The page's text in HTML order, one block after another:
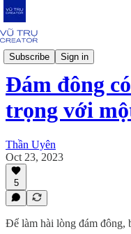
Subscribe Sign in
Mindset
Đám đông
trọng với
Thần Uyên
Oct 23, 2023
5
Để làm hài lòng đám đông,